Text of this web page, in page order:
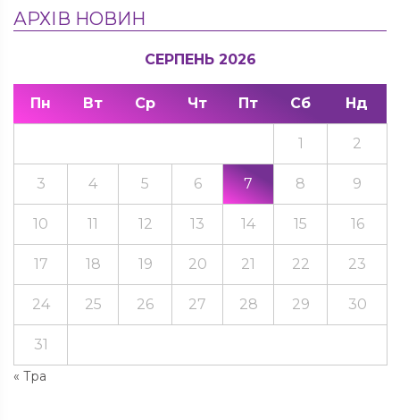
АРХІВ НОВИН
СЕРПЕНЬ 2026
Пн Вт Ср Чт Пт Сб Нд
« Тра
1 2
3 4 5 6 7 8 9
10 11 12 13 14 15 16
17 18 19 20 21 22 23
24 25 26 27 28 29 30
31